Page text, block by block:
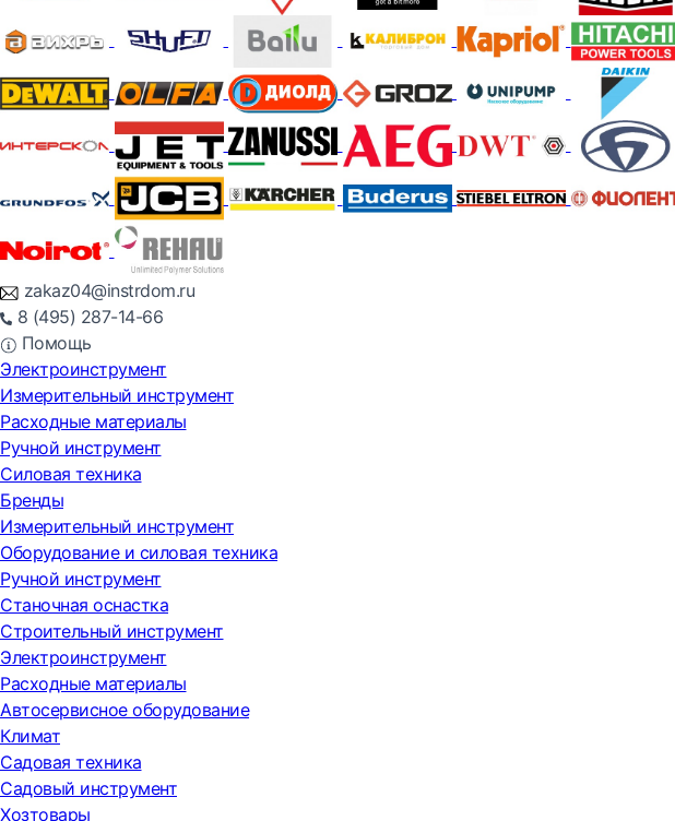
zakaz04@instrdom.ru
8 (495) 287-14-66
Помощь
Электроинструмент
Измерительный инструмент
Расходные материалы
Ручной инструмент
Силовая техника
Бренды
Измерительный инструмент
Оборудование и силовая техника
Ручной инструмент
Станочная оснастка
Строительный инструмент
Электроинструмент
Расходные материалы
Автосервисное оборудование
Климат
Садовая техника
Садовый инструмент
Хозтовары